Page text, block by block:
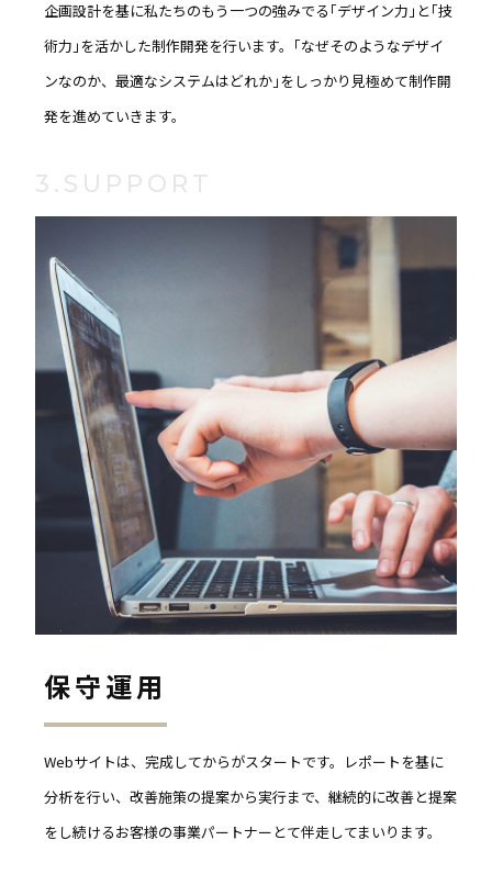
企画設計を基に私たちのもう一つの強みでる｢デザイン力｣と｢技
術力｣を活かした制作開発を行います。｢なぜそのようなデザイ
ンなのか、最適なシステムはどれか｣をしっかり見極めて制作開
発を進めていきます。
3.SUPPORT
保守運用
Webサイトは、完成してからがスタートです。レポートを基に
分析を行い、改善施策の提案から実行まで、継続的に改善と提案
をし続けるお客様の事業パートナーとて伴走してまいります。